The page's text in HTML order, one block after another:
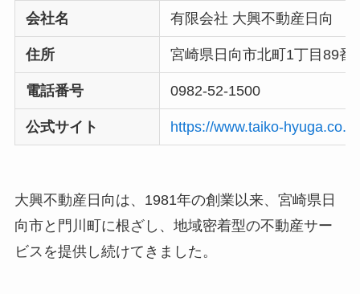
会社名 有限会社 大興不動産日向
住所 宮崎県日向市北町1丁目89番
電話番号 0982-52-1500
公式サイト https://www.taiko-
大興不動産日向は、1981年の創業以来、宮崎県日
向市と門川町に根ざし、地域密着型の不動産サー
ビスを提供し続けてきました。